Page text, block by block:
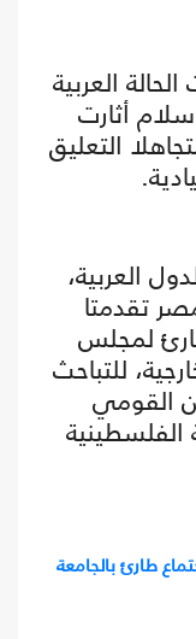
العربية
أثارت
التعليق
العربية،
تقدمتا
لمجلس
للتباحث
القومي
طارئ بالجامعة